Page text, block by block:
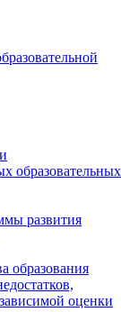
образовательных
развития
образования
оценки